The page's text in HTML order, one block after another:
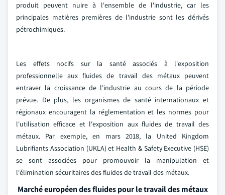
produit peuvent nuire à l'ensemble de l'industrie, car les
principales matières premières de l'industrie sont les dérivés
pétrochimiques.
Les effets nocifs sur la santé associés à l'exposition
professionnelle aux fluides de travail des métaux peuvent
entraver la croissance de l'industrie au cours de la période
prévue. De plus, les organismes de santé internationaux et
régionaux encouragent la réglementation et les normes pour
l'utilisation efficace et l'exposition aux fluides de travail des
métaux. Par exemple, en mars 2018, la United Kingdom
Lubrifiants Association (UKLA) et Health & Safety Executive (HSE)
se sont associées pour promouvoir la manipulation et
l'élimination sécuritaires des fluides de travail des métaux.
Marché européen des fluides pour le travail des métaux